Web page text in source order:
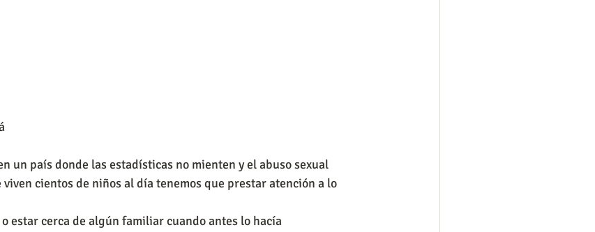
un país donde las estadísticas no mienten y el abuso sexual
cientos de niños al día tenemos que prestar atención a lo
estar cerca de algún familiar cuando antes lo hacía